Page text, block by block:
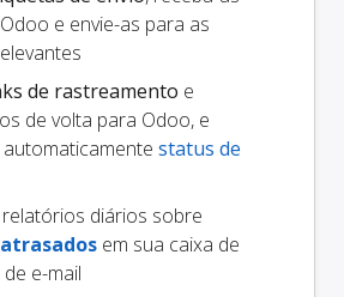
e envie-as para as
de rastreamento e
de volta para Odoo, e
status de
relatórios diários sobre
em sua caixa de
e-mail